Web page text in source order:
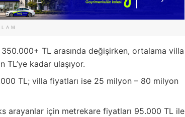
TL arasında değişirken, ortalama villa
TL’ye kadar ulaşıyor.
TL; villa fiyatları ise 25 milyon – 80 milyon
arayanlar için metrekare fiyatları 95.000 TL ile